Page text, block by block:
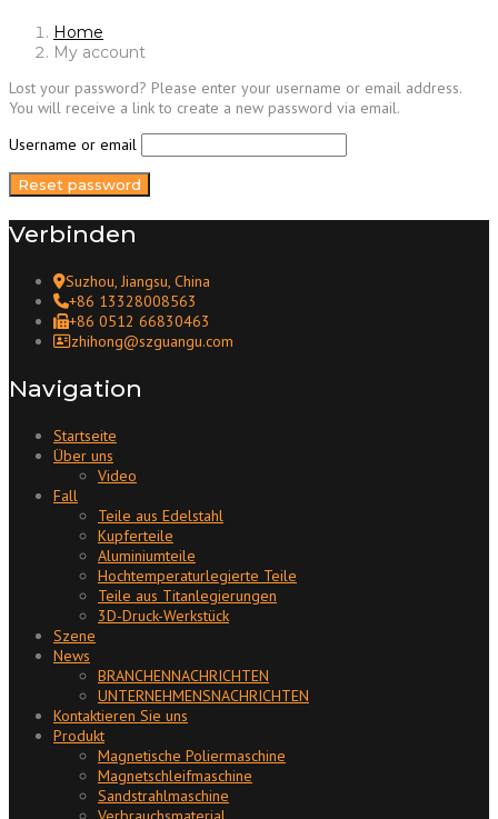
Home
My account
Lost your password? Please enter your username or email address.
You will receive a link to create a new password via email.
Username or email
Reset password
Verbinden
Suzhou, Jiangsu, China
+86 13328008563
+86 0512 66830463
zhihong@szguangu.com
Navigation
Startseite
Über uns
Video
Fall
Teile aus Edelstahl
Kupferteile
Aluminiumteile
Hochtemperaturlegierte Teile
Teile aus Titanlegierungen
3D-Druck-Werkstück
Szene
News
BRANCHENNACHRICHTEN
UNTERNEHMENSNACHRICHTEN
Kontaktieren Sie uns
Produkt
Magnetische Poliermaschine
Magnetschleifmaschine
Sandstrahlmaschine